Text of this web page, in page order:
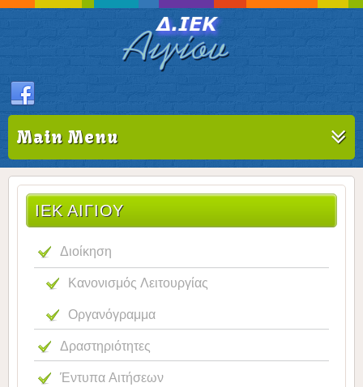
Main Menu
ΙΕΚ ΑΙΓΊΟΥ
Διοίκηση
Κανονισμός Λειτουργίας
Οργανόγραμμα
Δραστηριότητες
Έντυπα Αιτήσεων